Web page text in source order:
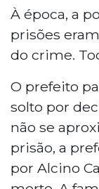
À época, a
prisões
do crime.
O prefeito
solto por
não se
prisão, a
por Alcino